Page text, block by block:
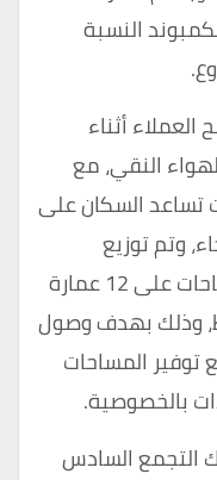
النسبة
إلى 75% لتمنح العملاء أثناء
النقي، مع
تساعد السكان على
وتم توزيع
الوحدات المتنوعة من حيث المساحات على 12 عمارة
وذلك بهدف وصول
المساحات
بالخصوصية.
التجمع السادس